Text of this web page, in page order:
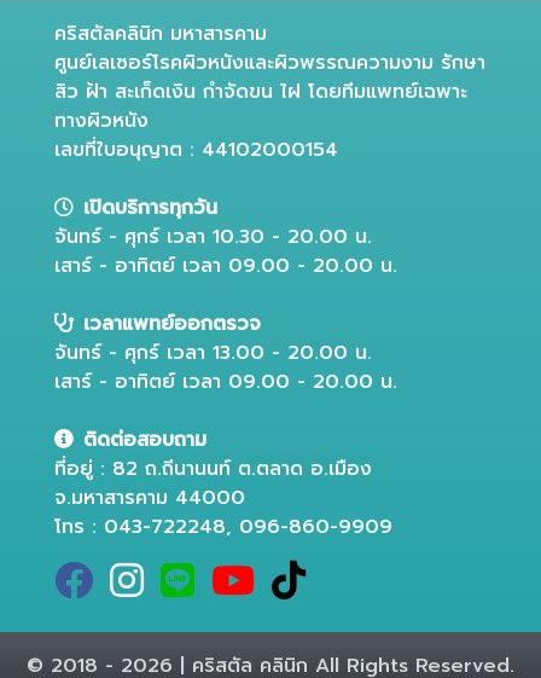
คริสตัลคลินิก มหาสารคาม
ศูนย์เลเซอร์โรคผิวหนังและผิวพรรณความงาม รักษา
สิว ฝ้า สะเก็ดเงิน กำจัดขน ไฝ โดยทีมแพทย์เฉพาะ
ทางผิวหนัง
เลขที่ใบอนุญาต : 44102000154
เปิดบริการทุกวัน
จันทร์ - ศุกร์ เวลา 10.30 - 20.00 น.
เสาร์ - อาทิตย์ เวลา 09.00 - 20.00 น.
เวลาแพทย์ออกตรวจ
จันทร์ - ศุกร์ เวลา 13.00 - 20.00 น.
เสาร์ - อาทิตย์ เวลา 09.00 - 20.00 น.
ติดต่อสอบถาม
ที่อยู่ : 82 ถ.ถีนานนท์ ต.ตลาด อ.เมือง
จ.มหาสารคาม 44000
โทร : 043-722248, 096-860-9909
© 2018 - 2026 | คริสตัล คลินิก All Rights Reserved.